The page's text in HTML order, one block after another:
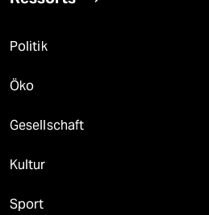
Politik
Öko
Gesellschaft
Kultur
Sport